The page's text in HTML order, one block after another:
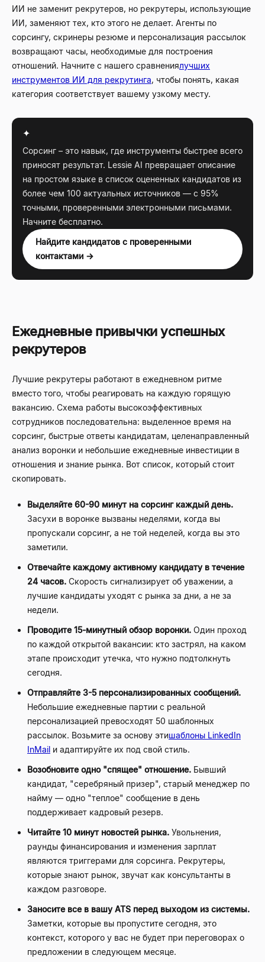
ИИ не заменит рекрутеров, но рекрутеры, использующие
ИИ, заменяют тех, кто этого не делает. Агенты по
сорсингу, скринеры резюме и персонализация рассылок
возвращают часы, необходимые для построения
отношений. Начните с нашего сравнениялучших
инструментов ИИ для рекрутинга, чтобы понять, какая
категория соответствует вашему узкому месту.
✦
Сорсинг – это навык, где инструменты быстрее всего
приносят результат. Lessie AI превращает описание
на простом языке в список оцененных кандидатов из
более чем 100 актуальных источников — с 95%
точными, проверенными электронными письмами.
Начните бесплатно.
Найдите кандидатов с проверенными
контактами →
Ежедневные привычки успешных
рекрутеров
Лучшие рекрутеры работают в ежедневном ритме
вместо того, чтобы реагировать на каждую горящую
вакансию. Схема работы высокоэффективных
сотрудников последовательна: выделенное время на
сорсинг, быстрые ответы кандидатам, целенаправленный
анализ воронки и небольшие ежедневные инвестиции в
отношения и знание рынка. Вот список, который стоит
скопировать.
Выделяйте 60-90 минут на сорсинг каждый день.
Засухи в воронке вызваны неделями, когда вы
пропускали сорсинг, а не той неделей, когда вы это
заметили.
Отвечайте каждому активному кандидату в течение
24 часов. Скорость сигнализирует об уважении, а
лучшие кандидаты уходят с рынка за дни, а не за
недели.
Проводите 15-минутный обзор воронки. Один проход
по каждой открытой вакансии: кто застрял, на каком
этапе происходит утечка, что нужно подтолкнуть
сегодня.
Отправляйте 3-5 персонализированных сообщений.
Небольшие ежедневные партии с реальной
персонализацией превосходят 50 шаблонных
рассылок. Возьмите за основу этишаблоны LinkedIn
InMail и адаптируйте их под свой стиль.
Возобновите одно "спящее" отношение. Бывший
кандидат, "серебряный призер", старый менеджер по
найму — одно "теплое" сообщение в день
поддерживает кадровый резерв.
Читайте 10 минут новостей рынка. Увольнения,
раунды финансирования и изменения зарплат
являются триггерами для сорсинга. Рекрутеры,
которые знают рынок, звучат как консультанты в
каждом разговоре.
Заносите все в вашу ATS перед выходом из системы.
Заметки, которые вы пропустите сегодня, это
контекст, которого у вас не будет при переговорах о
предложении в следующем месяце.